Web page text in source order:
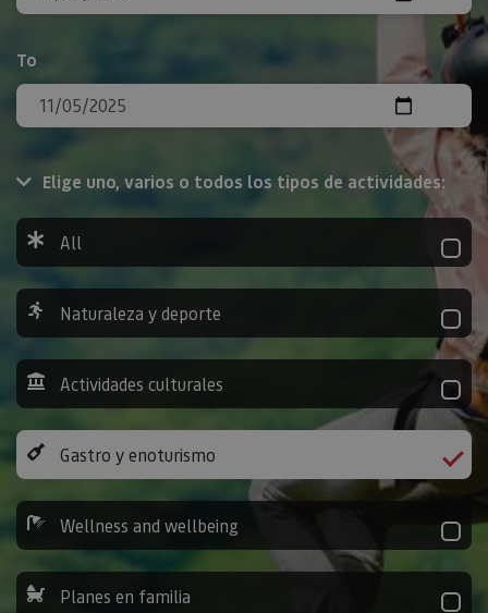
To
Elige uno, varios o todos los tipos de actividades:
All
Naturaleza y deporte
Actividades culturales
Gastro y enoturismo
Wellness and wellbeing
Planes en familia